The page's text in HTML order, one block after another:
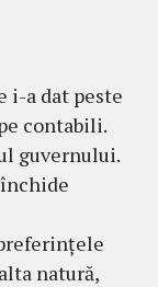
i-a dat peste
contabili.
guvernului.
natură,